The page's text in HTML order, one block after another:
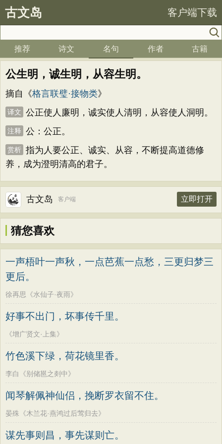
古文岛 客户端下载
推荐 诗文 名句 作者 古籍
公生明，诚生明，从容生明。
摘自《格言联璧·接物类》
译文 公正使人廉明，诚实使人清明，从容使人洞明。
注释 公：公正。
赏析 指为人要公正、诚实、从容，不断提高道德修
养，成为澄明清高的君子。
古文岛 客户端 立即打开
猜您喜欢
一声梧叶一声秋，一点芭蕉一点愁，三更归梦三
更后。
徐再思《水仙子·夜雨》
好事不出门，坏事传千里。
《增广贤文·上集》
竹色溪下绿，荷花镜里香。
李白《别储邕之剡中》
闻琴解佩神仙侣，挽断罗衣留不住。
晏殊《木兰花·燕鸿过后莺归去》
谋先事则昌，事先谋则亡。